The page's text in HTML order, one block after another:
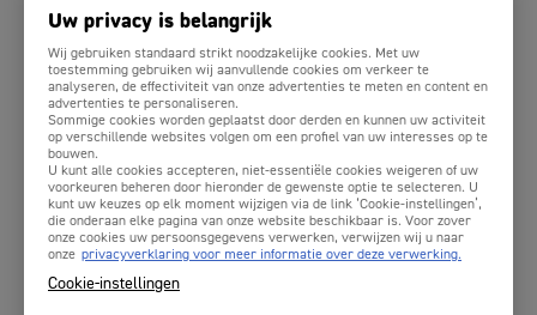
Amsterdam - Jakarta
Meer promoties naar Jakarta
Amsterdam - Johannesburg
Meer promoties naar Johannesburg
€504
incl. taksen
Amsterdam - Kaapstad
Meer promoties naar Kaapstad
€598
incl. taksen
Meer promoties naar Kolkata
Uw privacy is belangrijk
Wij gebruiken standaard strikt noodzakelijke cookies. Met uw
toestemming gebruiken wij aanvullende cookies om verkeer te
analyseren, de effectiviteit van onze advertenties te meten en content en
advertenties te personaliseren.
Sommige cookies worden geplaatst door derden en kunnen uw activiteit
op verschillende websites volgen om een profiel van uw interesses op te
bouwen.
U kunt alle cookies accepteren, niet-essentiële cookies weigeren of uw
voorkeuren beheren door hieronder de gewenste optie te selecteren. U
kunt uw keuzes op elk moment wijzigen via de link ‘Cookie-instellingen’,
die onderaan elke pagina van onze website beschikbaar is. Voor zover
onze cookies uw persoonsgegevens verwerken, verwijzen wij u naar
onze privacyverklaring voor meer informatie over deze verwerking.
Cookie-instellingen